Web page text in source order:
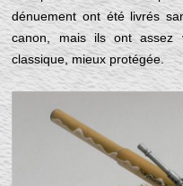
dénuement ont été livrés
canon, mais ils ont assez
classique, mieux protégée.